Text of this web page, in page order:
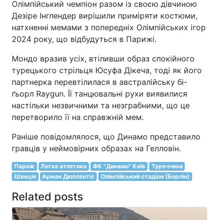
Олімпійський чемпіон разом із своєю дівчиною
Дезіре Інглендер вирішили приміряти костюми,
натхненні мемами з попередніх Олімпійських ігор
2024 року, що відбудуться в Парижі.
Мондо вразив усіх, втіливши образ спокійного
турецького стрільця Юсуфа Дікеча, тоді як його
партнерка перевтілилася в австралійську бі-
ґьорл Raygun. Її танцювальні рухи виявилися
настільки незвичними та незграбними, що це
перетворило її на справжній мем.
Раніше повідомлялося, що Динамо представило
гравців у неймовірних образах на Гелловін.
Париж Легка атлетика ФК "Динамо" Київ
Туреччина
Швеція
Арман Дюплантіс Олімпійський стадіон (Берлін)
Related posts